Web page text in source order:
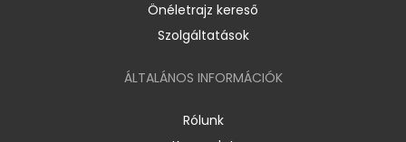
Önéletrajz kereső
Szolgáltatások
ÁLTALÁNOS INFORMÁCIÓK
Rólunk